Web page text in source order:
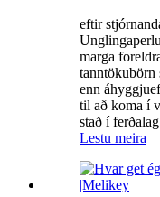
eftir
marga
enn
til að koma í
stað í
Lestu meira